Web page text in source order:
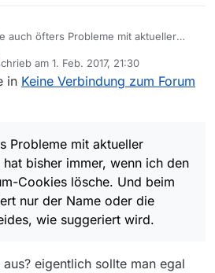
auch öfters Probleme mit aktueller
und die Forum-Cookies lösche. Und
funktioniert nur der Name oder
aber nicht beides, wie suggeriert
am 1. Feb. 2017, 21:30
editiert von
in Keine Verbindung zum Forum
Probleme mit aktueller
bisher immer, wenn ich den
Cookies lösche. Und beim
nur der Name oder die
wie suggeriert wird.
eigentlich sollte man egal